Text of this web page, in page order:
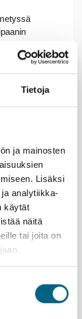
Tietoja
ja mainosten
Lisäksi
analytiikka-
käytät
näitä
tai joita on
reiteille.
Vuosaaren
ja
opastettujen
voit
uutta metsää